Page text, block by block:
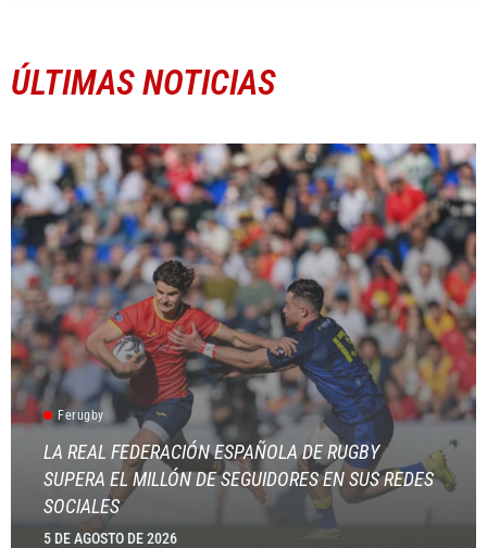
ÚLTIMAS NOTICIAS
Ferugby
LA REAL FEDERACIÓN ESPAÑOLA DE RUGBY
SUPERA EL MILLÓN DE SEGUIDORES EN SUS REDES
SOCIALES
5 DE AGOSTO DE 2026